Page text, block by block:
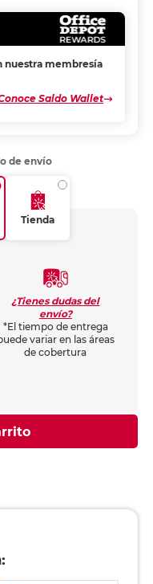
nuestra membresía
Saldo Wallet
de envío
Tienda
¿Tienes dudas del
envío?
*El tiempo de entrega
variar en las áreas
de cobertura